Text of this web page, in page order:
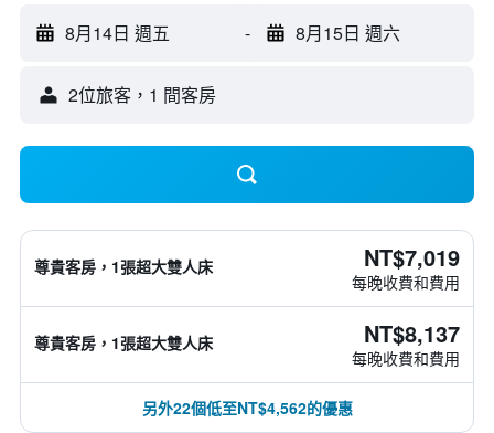
8月14日 週五 - 8月15日 週六
2位旅客，1 間客房
尊貴客房，1張超大雙人床 NT$7,019
每晚收費和費用
尊貴客房，1張超大雙人床 NT$8,137
每晚收費和費用
另外22個低至NT$4,562的優惠